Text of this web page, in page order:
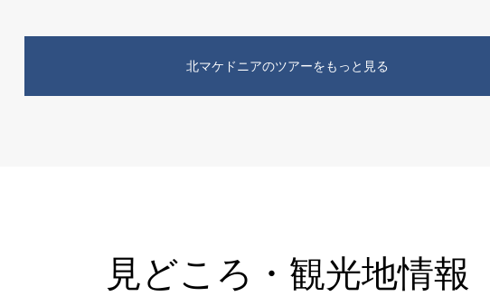
北マケドニアのツアーをもっと見る
見どころ・観光地情報